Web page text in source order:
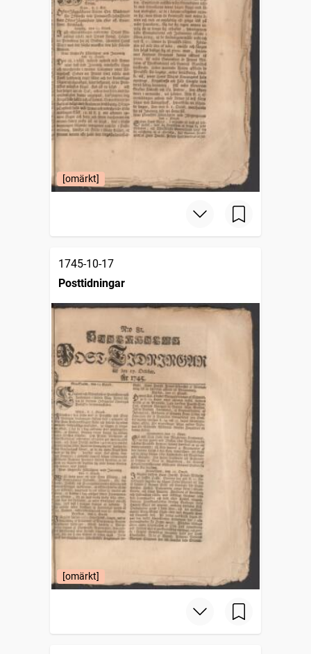
[omärkt]
1745-10-17
Posttidningar
[omärkt]